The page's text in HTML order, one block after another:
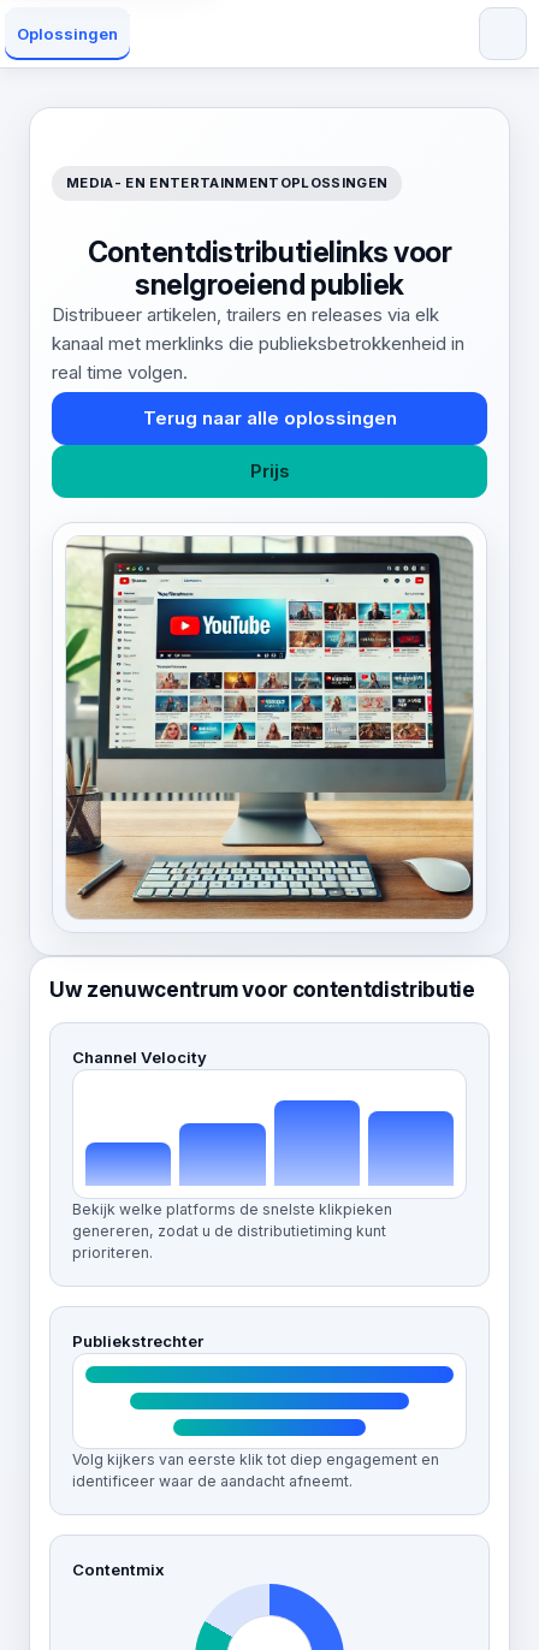
Oplossingen
MEDIA- EN ENTERTAINMENTOPLOSSINGEN
Contentdistributielinks voor
snelgroeiend publiek
Distribueer artikelen, trailers en releases via elk
kanaal met merklinks die publieksbetrokkenheid in
real time volgen.
Terug naar alle oplossingen
Prijs
Uw zenuwcentrum voor contentdistributie
Channel Velocity
Bekijk welke platforms de snelste klikpieken
genereren, zodat u de distributietiming kunt
prioriteren.
Publiekstrechter
Volg kijkers van eerste klik tot diep engagement en
identificeer waar de aandacht afneemt.
Contentmix